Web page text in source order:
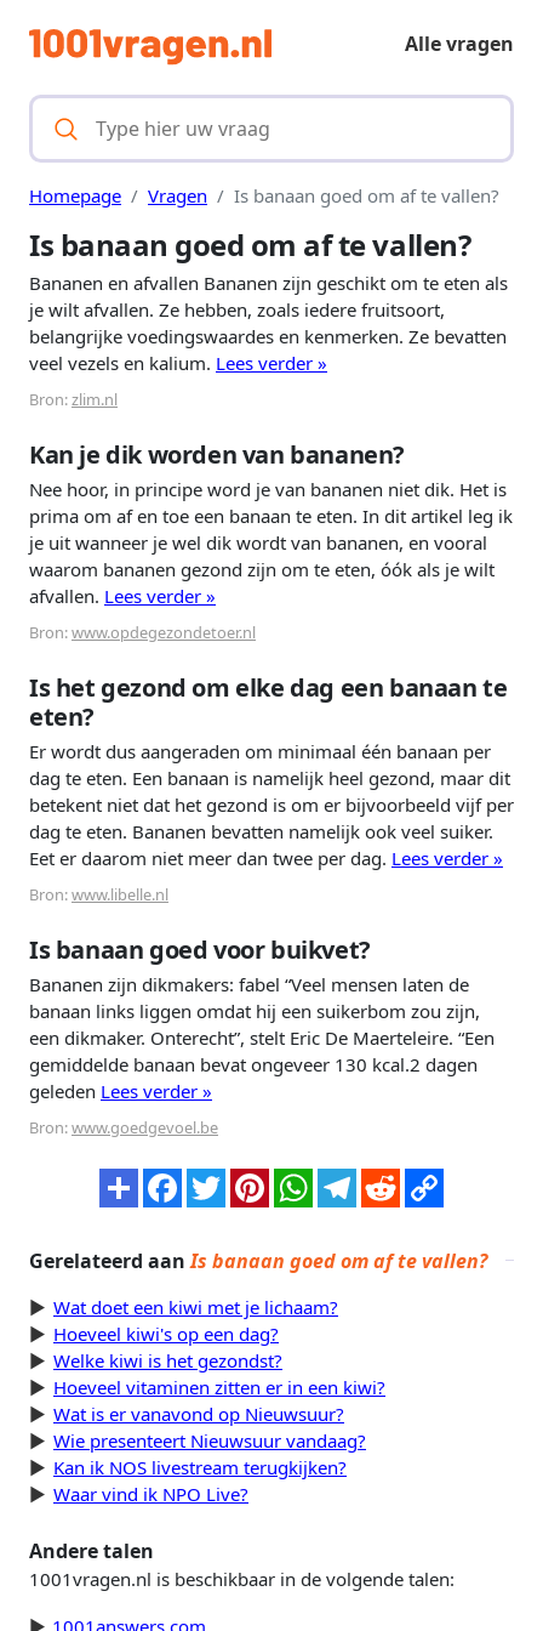
Alle vragen
Homepage Vragen Is banaan goed om af te vallen?
Is banaan goed om af te vallen?
Bananen en afvallen Bananen zijn geschikt om te eten als
je wilt afvallen. Ze hebben, zoals iedere fruitsoort,
belangrijke voedingswaardes en kenmerken. Ze bevatten
veel vezels en kalium. Lees verder »
Bron:zlim.nl
Kan je dik worden van bananen?
Nee hoor, in principe word je van bananen niet dik. Het is
prima om af en toe een banaan te eten. In dit artikel leg ik
je uit wanneer je wel dik wordt van bananen, en vooral
waarom bananen gezond zijn om te eten, óók als je wilt
afvallen. Lees verder »
Bron:www.opdegezondetoer.nl
Is het gezond om elke dag een banaan te
eten?
Er wordt dus aangeraden om minimaal één banaan per
dag te eten. Een banaan is namelijk heel gezond, maar dit
betekent niet dat het gezond is om er bijvoorbeeld vijf per
dag te eten. Bananen bevatten namelijk ook veel suiker.
Eet er daarom niet meer dan twee per dag. Lees verder »
Bron:www.libelle.nl
Is banaan goed voor buikvet?
Bananen zijn dikmakers: fabel “Veel mensen laten de
banaan links liggen omdat hij een suikerbom zou zijn,
een dikmaker. Onterecht”, stelt Eric De Maerteleire. “Een
gemiddelde banaan bevat ongeveer 130 kcal.2 dagen
geleden Lees verder »
Bron:www.goedgevoel.be
Gerelateerd aanIs banaan goed om af te vallen?
Wat doet een kiwi met je lichaam?
Hoeveel kiwi's op een dag?
Welke kiwi is het gezondst?
Hoeveel vitaminen zitten er in een kiwi?
Wat is er vanavond op Nieuwsuur?
Wie presenteert Nieuwsuur vandaag?
Kan ik NOS livestream terugkijken?
Waar vind ik NPO Live?
Andere talen
1001vragen.nl is beschikbaar in de volgende talen: